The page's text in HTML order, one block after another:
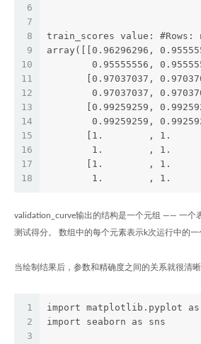
6
7
8
9
10
11
12
13
14
15
16
17
18
train_scores value:
array([[0.96296296,
0.95555556,
[0.97037037,
0.97037037,
[0.99259259,
0.99259259,
[1.        , 1.
1.        , 1.
[1.        , 1.
1.        , 1.
validation_curve输出的结构是一个元组 —— 一个
测试得分。 数组中的每个元素表示k次运行中的一
当绘制结果后，参数和精确度之间的关系就很清晰
1
2
3
import matplotlib.pyplot
import seaborn as sns